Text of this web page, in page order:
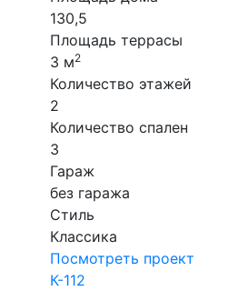
130,5
Площадь террасы
3 м2
Количество этажей
2
Количество спален
3
Гараж
без гаража
Стиль
Классика
Посмотреть проект
К-112